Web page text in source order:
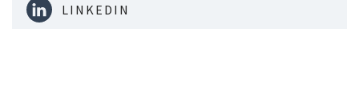
LINKEDIN